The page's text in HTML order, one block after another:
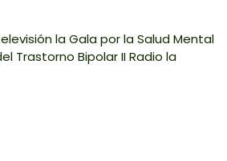
la Gala por la Salud Mental
Trastorno Bipolar II Radio la